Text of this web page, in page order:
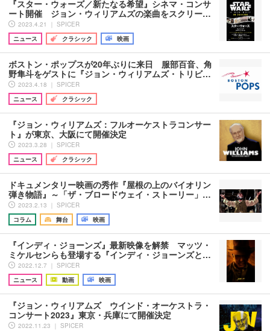
『スター・ウォーズ／新たなる希望』シネマ・コンサ
ート開催 ジョン・ウィリアムズの楽曲をスクリー…
2023.4.21 ｜ SPICER
ニュース
クラシック 映画
ボストン・ポップスが20年ぶりに来日 服部百音、角
野隼斗をゲストに『ジョン・ウィリアムズ・トリビ…
2023.4.18 ｜ SPICER
ニュース
クラシック
『ジョン・ウィリアムズ：フルオーケストラコンサー
ト』が東京、大阪にて開催決定
2023.3.28 ｜ SPICER
ニュース
クラシック
ドキュメンタリー映画の秀作『屋根の上のバイオリン
弾き物語』～「ザ・ブロードウェイ・ストーリー」…
2023.2.13 ｜ SPICER
コラム
舞台 映画
『インディ・ジョーンズ』最新映像を解禁 マッツ・
ミケルセンらも登場する『インディ・ジョーンズと…
2022.12.7 ｜ SPICER
ニュース
動画 映画
『ジョン・ウィリアムズ ウインド・オーケストラ・
コンサート2023』東京・兵庫にて開催決定
2022.11.23 ｜ SPICER